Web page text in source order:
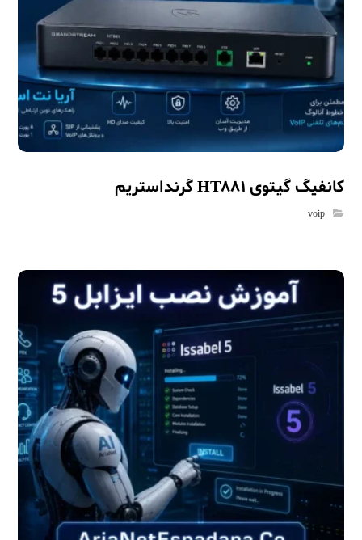
کانفیگ گیتوی HT881 گرنداستریم
voip